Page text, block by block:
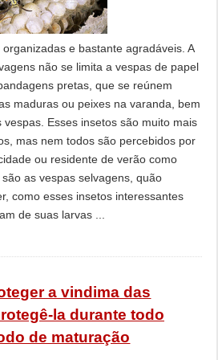
e bastante agradáveis. A
não se limita a vespas de papel
pretas, que se reúnem
maduras ou peixes na varanda, bem
Esses insetos são muito mais
mas nem todos são percebidos por
ou residente de verão como
as vespas selvagens, quão
como esses insetos interessantes
de suas larvas ...
a vindima das
la durante todo
de maturação